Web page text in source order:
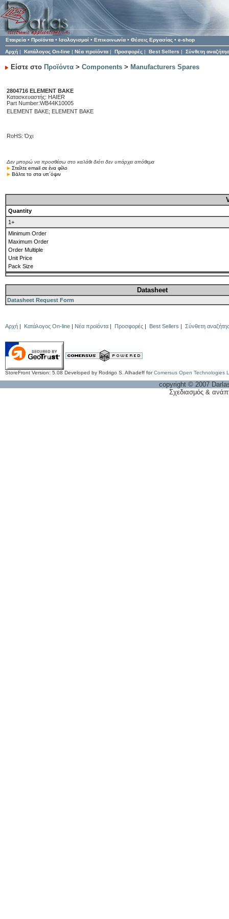
Εταιρεία • Προϊόντα • Ισολογισμοί • Επικοινωνία • Θέσεις Εργασίας • e-shop
Αρχή | Κατάλογος On-line | Νέα προϊόντα | Προσφορές | Best Sellers | Σύνθετη
Είστε στο Προϊόντα > Components > Manufacturers Spares
2804716 ELEMENT BAKE
Κατασκευαστής: HAIER
Part Number:WB44K10005
ELEMENT BAKE; ELEMENT BAKE
RoHS: Όχι
Δεν μπορώ να προσθέσω στο καλάθι διότι δεν υπάρχει απόθεμα
Στείλτε email σε ένα φίλο
Βάλτε το στα υπ΄όψιν
Quantity
1+
Minimum Order
Maximum Order
Order Multiple
Unit Price
Pack Size
Datasheet
Datasheet Request Form
Αρχή Κατάλογος On-line Νέα προϊόντα Προσφορές Best Sellers Σύνθετη
StoreFront Version: 5.08 Developed by Rodrigo S. Alhadeff forComersus Open Technologies
copyright © 2007
Σχεδιασμός &